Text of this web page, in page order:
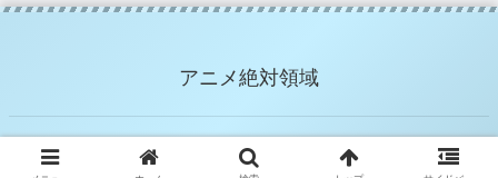
アニメ絶対領域
© 2025 アニメ絶対領域.